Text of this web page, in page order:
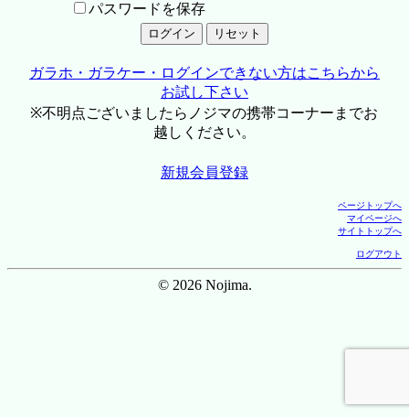
パスワードを保存
ガラホ・ガラケー・ログインできない方はこちらから
お試し下さい
※不明点ございましたらノジマの携帯コーナーまでお
越しください。
新規会員登録
ページトップへ
マイページへ
サイトトップへ
ログアウト
© 2026 Nojima.